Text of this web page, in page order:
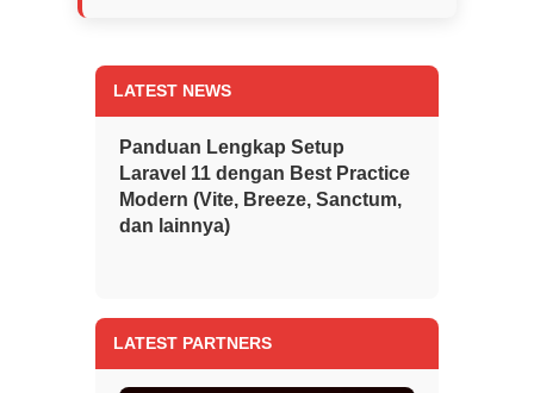
LATEST NEWS
Panduan Lengkap Setup
Laravel 11 dengan Best Practice
Modern (Vite, Breeze, Sanctum,
dan lainnya)
LATEST PARTNERS